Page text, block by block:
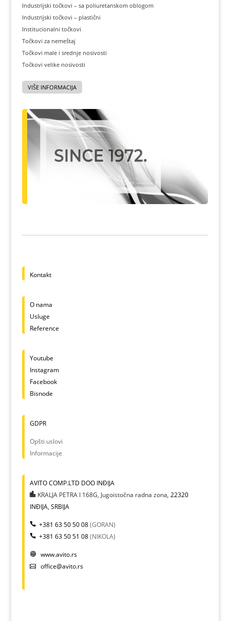
Industrijski točkovi – sa poliuretanskom oblogom
Industrijski točkovi – plastični
Institucionalni točkovi
Točkovi za nemeštaj
Točkovi male i srednje nosivosti
Točkovi velike nosivosti
VIŠE INFORMACIJA
Kontakt
O nama
Usluge
Reference
Youtube
Instagram
Facebook
Bisnode
GDPR
Opšti uslovi
Informacije
AVITO COMP.LTD DOO INĐIJA
KRALJA PETRA I 168G, Jugoistočna radna zona, 22320
INĐIJA, SRBIJA
+381 63 50 50 08(GORAN)
+381 63 50 51 08(NIKOLA)
www.avito.rs
office@avito.rs